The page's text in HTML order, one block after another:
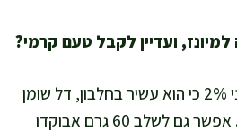
אני משתמשת ביוגורט יווני 2% כי הוא עשיר בחלבון, דל שומן
יחסית, ונותן מרקם סמיך. אפשר גם לשלב 60 גרם אבוקדו